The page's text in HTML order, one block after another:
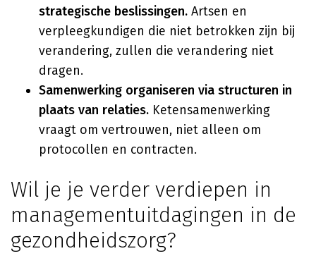
strategische beslissingen. Artsen en
verpleegkundigen die niet betrokken zijn bij
verandering, zullen die verandering niet
dragen.
Samenwerking organiseren via structuren in
plaats van relaties. Ketensamenwerking
vraagt om vertrouwen, niet alleen om
protocollen en contracten.
Wil je je verder verdiepen in
managementuitdagingen in de
gezondheidszorg?